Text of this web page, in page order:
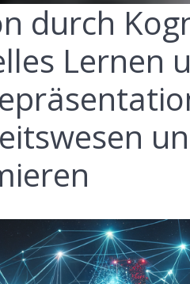
durch
Lernen